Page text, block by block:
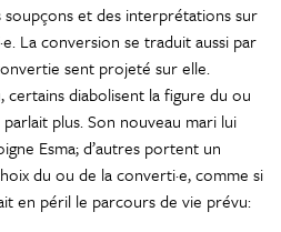
et des interprétations sur
La conversion se traduit aussi par
sent projeté sur elle.
certains diabolisent la figure du ou
plus. Son nouveau mari lui
Esma; d’autres portent un
du ou de la converti·e, comme si
en péril le parcours de vie prévu: